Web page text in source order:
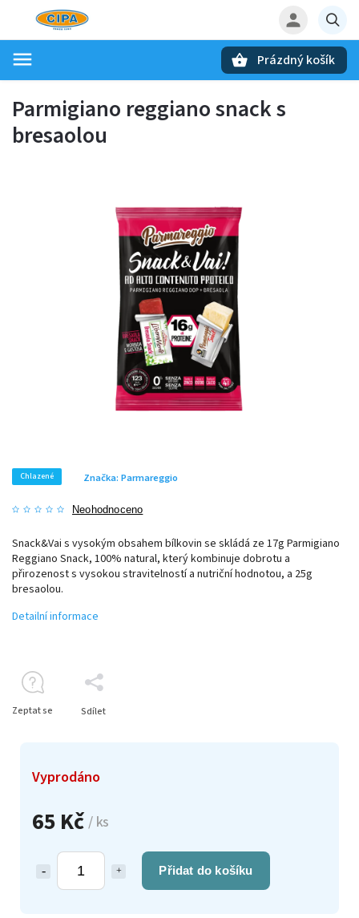
Prázdný košík
Parmigiano reggiano snack s
bresaolou
Chlazené
Neohodnoceno
Značka: Parmareggio
65 Kč/ ks
Přidat do košíku
Vyprodáno
Snack&Vai s vysokým obsahem bílkovin se skládá ze 17g Parmigiano
Reggiano Snack, 100% natural, který kombinuje dobrotu a
přirozenost s vysokou stravitelností a nutriční hodnotou, a 25g
bresaolou.
Detailní informace
Zeptat se Sdílet